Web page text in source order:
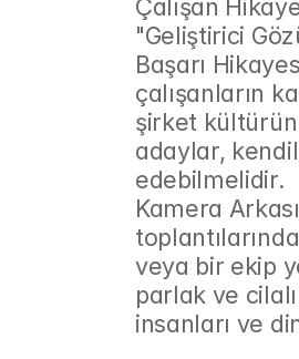
Çalışan
"Geliştirici
Başarı
çalışanların
şirket
adaylar,
edebilmelidir.
Kamera
veya bir ekip
parlak ve
insanları ve